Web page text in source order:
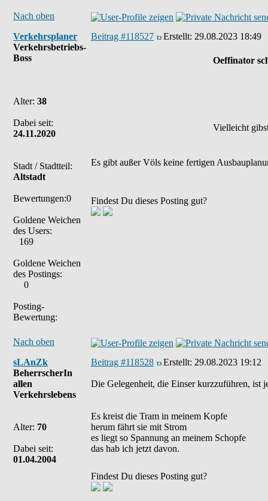
Nach oben
Verkehrsplaner
Verkehrsbetriebs-
Boss
Alter: 38
Dabei seit:
24.11.2020
Stadt / Stadtteil:
Altstadt
Bewertungen:0
Goldene Weichen
des Users:
169
Goldene Weichen
des Postings:
0
Posting-
Bewertung:
Beitrag #118527 Erstellt: 29.08.2023 18:49
Oeffinator
Vielleicht
Es gibt außer Völs keine fertigen
Findest Du dieses Posting gut?
Nach oben
sLAnZk
BeherrscherIn
allen
Verkehrslebens
Alter: 70
Dabei seit:
01.04.2004
Beitrag #118528 Erstellt: 29.08.2023 19:12
Die Gelegenheit, die Einser kurzzuführen, ist
Es kreist die Tram in meinem Kopfe
herum fährt sie mit Strom
es liegt so Spannung an meinem Schopfe
das hab ich jetzt davon.
Findest Du dieses Posting gut?